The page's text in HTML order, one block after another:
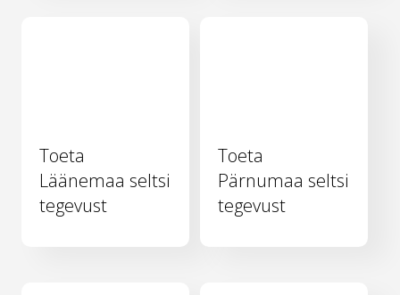
Toeta
Läänemaa seltsi
tegevust
Toeta
Pärnumaa seltsi
tegevust